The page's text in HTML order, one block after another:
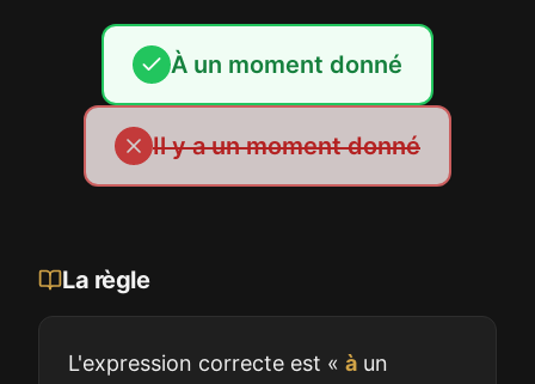
À un moment donné
Il y a un moment donné
La règle
L'expression correcte est « à un